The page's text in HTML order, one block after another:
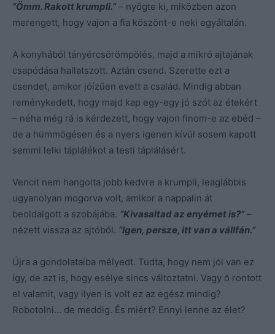
“Ömm. Rakott krumpli.”– nyögte ki, miközben azon
merengett, hogy vajon a fia köszönt-e neki egyáltalán.
A konyhából tányércsörömpölés, majd a mikró ajtajának
csapódása hallatszott. Aztán csend. Szerette ezt a
csendet, amikor jóízűen evett a család. Mindig abban
reménykedett, hogy majd kap egy-egy jó szót az étekért
– néha még rá is kérdezett, hogy vajon finom-e az ebéd –
de a hümmögésen és a nyers igenen kívül sosem kapott
semmi lelki táplálékot a testi táplálásért.
Vencit nem hangolta jobb kedvre a krumpli, leaglábbis
ugyanolyan mogorva volt, amikor a nappalin át
beoldalgott a szobájába. “Kivasaltad az enyémet is?”–
nézett vissza az ajtóból. “Igen, persze, itt van a vállfán.”
Újra a gondolataiba mélyedt. Tudta, hogy nem jól van ez
így, de azt is, hogy esélye sincs változtatni. Vagy ő rontott
el valamit, vagy ilyen is volt ez az egész mindig?
Robotolni… de meddig. És miért? Ennyi lenne az élet?